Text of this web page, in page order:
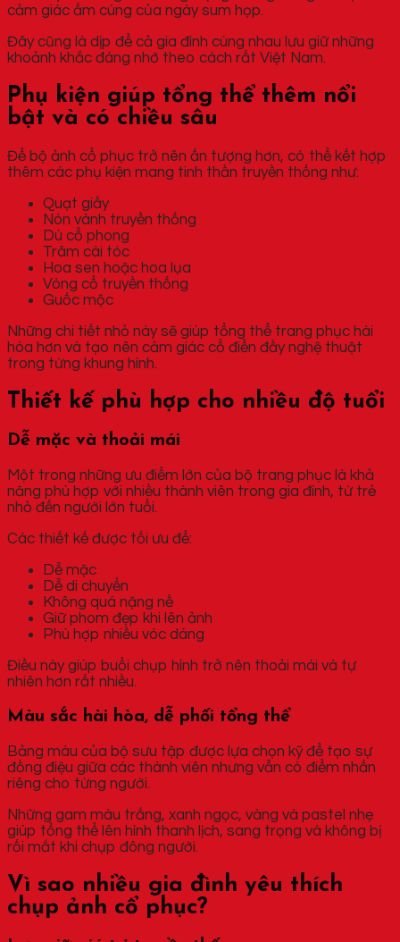
cảm giác ấm cúng của ngày sum họp.
Đây cũng là dịp để cả gia đình cùng nhau lưu giữ những
khoảnh khắc đáng nhớ theo cách rất Việt Nam.
Phụ kiện giúp tổng thể thêm nổi
bật và có chiều sâu
Để bộ ảnh cổ phục trở nên ấn tượng hơn, có thể kết hợp
thêm các phụ kiện mang tinh thần truyền thống như:
Quạt giấy
Nón vành truyền thống
Dù cổ phong
Trâm cài tóc
Hoa sen hoặc hoa lụa
Vòng cổ truyền thống
Guốc mộc
Những chi tiết nhỏ này sẽ giúp tổng thể trang phục hài
hòa hơn và tạo nên cảm giác cổ điển đầy nghệ thuật
trong từng khung hình.
Thiết kế phù hợp cho nhiều độ tuổi
Dễ mặc và thoải mái
Một trong những ưu điểm lớn của bộ trang phục là khả
năng phù hợp với nhiều thành viên trong gia đình, từ trẻ
nhỏ đến người lớn tuổi.
Các thiết kế được tối ưu để:
Dễ mặc
Dễ di chuyển
Không quá nặng nề
Giữ phom đẹp khi lên ảnh
Phù hợp nhiều vóc dáng
Điều này giúp buổi chụp hình trở nên thoải mái và tự
nhiên hơn rất nhiều.
Màu sắc hài hòa, dễ phối tổng thể
Bảng màu của bộ sưu tập được lựa chọn kỹ để tạo sự
đồng điệu giữa các thành viên nhưng vẫn có điểm nhấn
riêng cho từng người.
Những gam màu trắng, xanh ngọc, vàng và pastel nhẹ
giúp tổng thể lên hình thanh lịch, sang trọng và không bị
rối mắt khi chụp đông người.
Vì sao nhiều gia đình yêu thích
chụp ảnh cổ phục?